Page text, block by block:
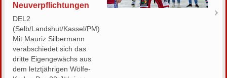
Neuverpflichtungen
DEL2
(Selb/Landshut/Kassel/PM)
Mit Mauriz Silbermann
verabschiedet sich das
dritte Eigengewächs aus
dem letztjährigen Wölfe-